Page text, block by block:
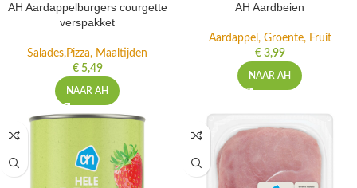
AH Aardappelburgers courgette
verspakket
Salades,Pizza, Maaltijden
€5,49
NAAR AH
AH Aardbeien
Aardappel, Groente, Fruit
€3,99
NAAR AH